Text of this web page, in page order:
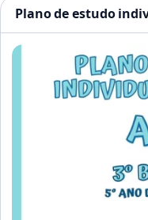
Plano de estudo